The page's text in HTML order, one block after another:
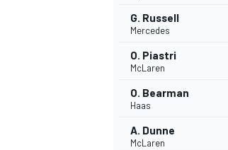
G. Russell
Mercedes
O. Piastri
McLaren
O. Bearman
Haas
A. Dunne
McLaren